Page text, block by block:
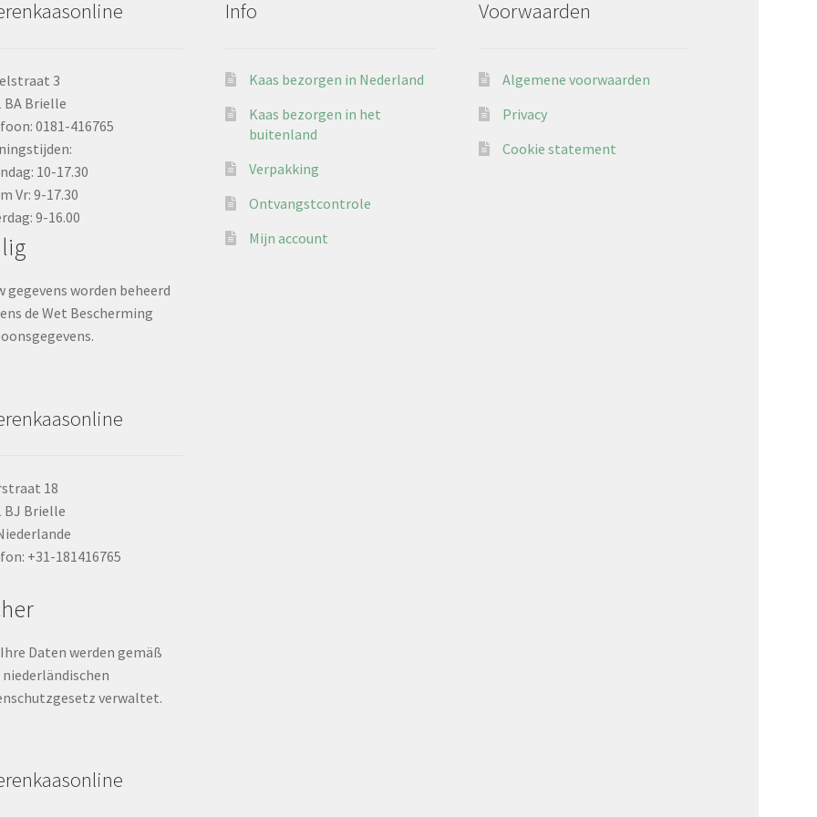
3
BA Brielle
0181-416765
10-17.30
Vr: 9-17.30
9-16.00
gegevens worden beheerd
de Wet Bescherming
18
BJ Brielle
+31-181416765
Daten werden gemäß
verwaltet.
Info
Kaas bezorgen in Nederland
Kaas bezorgen in het
buitenland
Verpakking
Ontvangstcontrole
Mijn account
Voorwaarden
Algemene voorwaarden
Privacy
Cookie statement